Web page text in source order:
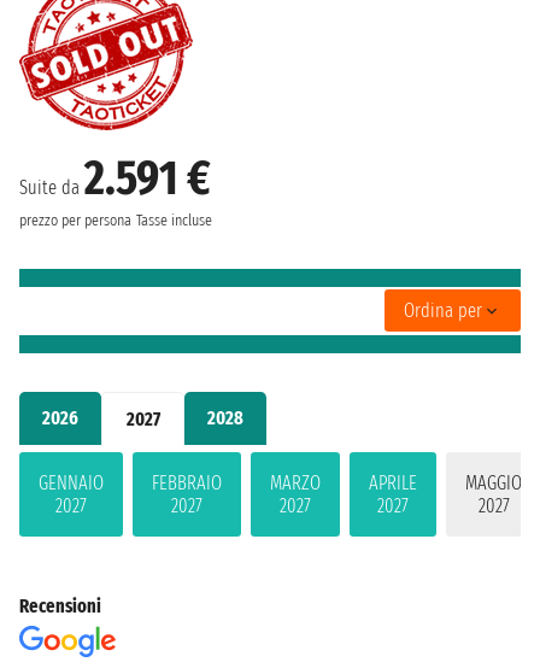
2026 2027 2028
GENNAIO
2027
FEBBRAIO
2027
MARZO
2027
APRILE
2027
MAGGIO
2027
Suite da 2.591 €
prezzo per persona Tasse incluse
Ordina per
Recensioni